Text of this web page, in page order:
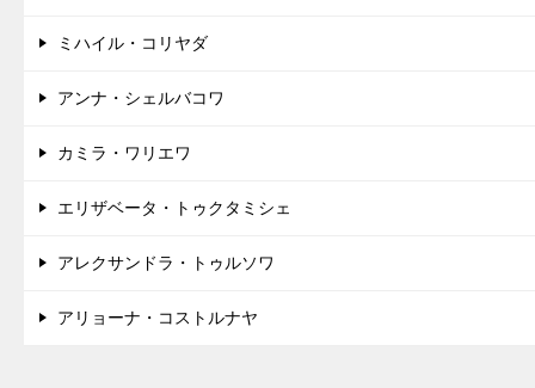
ミハイル・コリヤダ
アンナ・シェルバコワ
カミラ・ワリエワ
エリザベータ・トゥクタミシェ
アレクサンドラ・トゥルソワ
アリョーナ・コストルナヤ